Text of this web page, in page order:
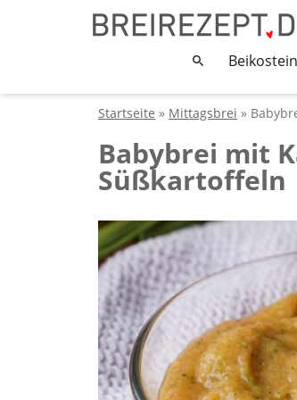
Startseite » Mittagsbrei »
Babybrei mit
Süßkartoffeln